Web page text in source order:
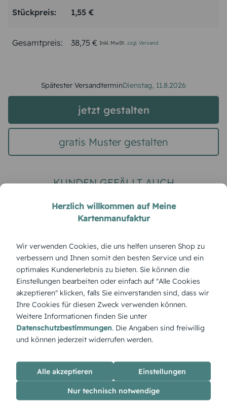
Stückpreis: 1,55 €
Gesamtpreis: 38,75 € Inkl. MwSt. zzgl. Versand
Spätester VersandterminDienstag, 11.8.2026
jetzt gestalten
gratis Muster gestalten
KUNDEN GEFÄLLT AUCH
MODERN
Vintage Lace
HOCHZEITSKARTEN
Funkenflug
ÜBERBLICK:
Produktbeschreibung
„Wüstenwind“ kombiniert warme Töne mit klaren Formen –
Herzlich willkommen auf Meine
Kartenmanufaktur
Wir verwenden Cookies, die uns helfen unseren Shop zu
verbessern und Ihnen somit den besten Service und ein
optimales Kundenerlebnis zu bieten. Sie können die
Einstellungen bearbeiten oder einfach auf "Alle Cookies
akzeptieren" klicken, falls Sie einverstanden sind, dass wir
Ihre Cookies für diesen Zweck verwenden können.
Weitere Informationen finden Sie unter
Datenschutzbestimmungen. Die Angaben sind freiwillig
und können jederzeit widerrufen werden.
Alle akzeptieren Einstellungen
Nur technisch notwendige